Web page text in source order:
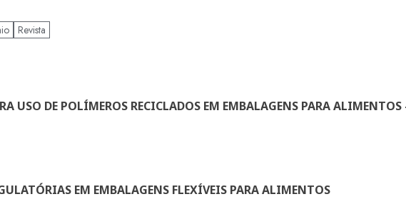
Revista
USO DE POLÍMEROS RECICLADOS EM EMBALAGENS PARA ALIMENTOS
EM EMBALAGENS FLEXÍVEIS PARA ALIMENTOS